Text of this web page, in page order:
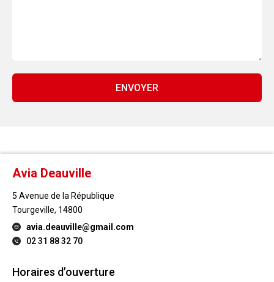
ENVOYER
Avia Deauville
5 Avenue de la République
Tourgeville, 14800
avia.deauville@gmail.com
02 31 88 32 70
Horaires d’ouverture